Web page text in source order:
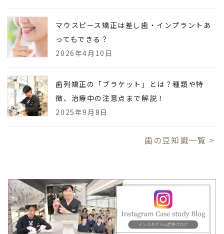
マウスピース矯正は差し歯・インプラントあ
ってもできる？
2026年4月10日
歯列矯正の「ブラケット」とは？種類や特
徴、治療中の注意点まで解説！
2025年9月8日
歯の豆知識一覧 >